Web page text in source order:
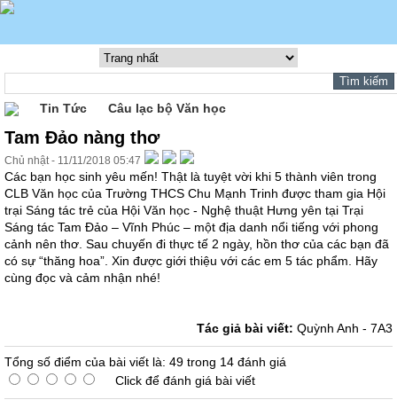
Tin Tức Câu lạc bộ Văn học
Tam Đảo nàng thơ
Chủ nhật - 11/11/2018 05:47
Các bạn học sinh yêu mến! Thật là tuyệt vời khi 5 thành viên trong
CLB Văn học của Trường THCS Chu Mạnh Trinh được tham gia Hội
trại Sáng tác trẻ của Hội Văn học - Nghệ thuật Hưng yên tại Trại
Sáng tác Tam Đảo – Vĩnh Phúc – một địa danh nổi tiếng với phong
cảnh nên thơ. Sau chuyến đi thực tế 2 ngày, hồn thơ của các bạn đã
có sự “thăng hoa”. Xin được giới thiệu với các em 5 tác phẩm. Hãy
cùng đọc và cảm nhận nhé!
Tác giả bài viết: Quỳnh Anh - 7A3
Tổng số điểm của bài viết là: 49 trong 14 đánh giá
Click để đánh giá bài viết